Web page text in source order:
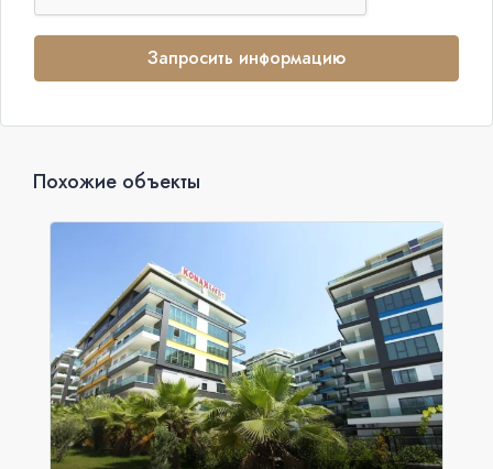
Запросить информацию
Похожие объекты